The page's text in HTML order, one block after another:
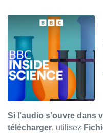
Si l'audio s’ouvre dans
télécharger, utilisez